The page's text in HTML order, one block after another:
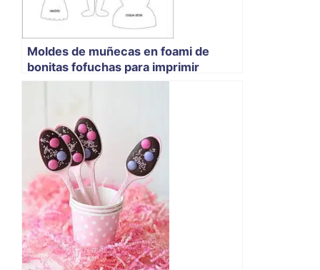
Moldes de muñecas en foami de
bonitas fofuchas para imprimir